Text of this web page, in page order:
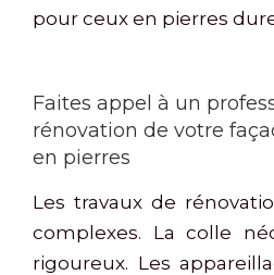
pour ceux en pierres
Faites appel à un
rénovation de votre
en pierres
Les travaux de
complexes. La colle
rigoureux. Les